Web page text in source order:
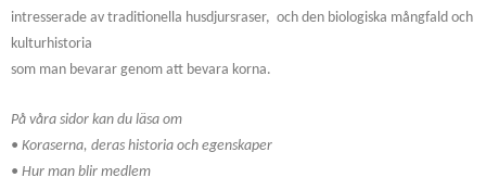
intresserade av traditionella husdjursraser, och den biologiska mångfald och
kulturhistoria
som man bevarar genom att bevara korna.
På våra sidor kan du läsa om
• Koraserna, deras historia och egenskaper
• Hur man blir medlem